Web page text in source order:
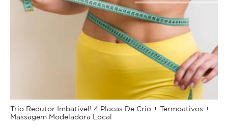
Trio Redutor Imbatível! 4 Placas De Crio + Termoativos +
Massagem Modeladora Local